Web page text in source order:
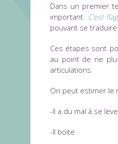
Dans un premier
important. C’est
pouvant se
Ces étapes sont
au point de ne
articulations.
On peut estimer le
-Il a
-Il boite